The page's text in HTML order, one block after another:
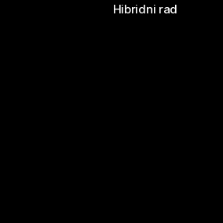
Hibridni rad